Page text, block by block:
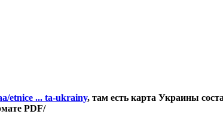
etnice ... ta-ukrainy, там есть карта Украины
PDF/